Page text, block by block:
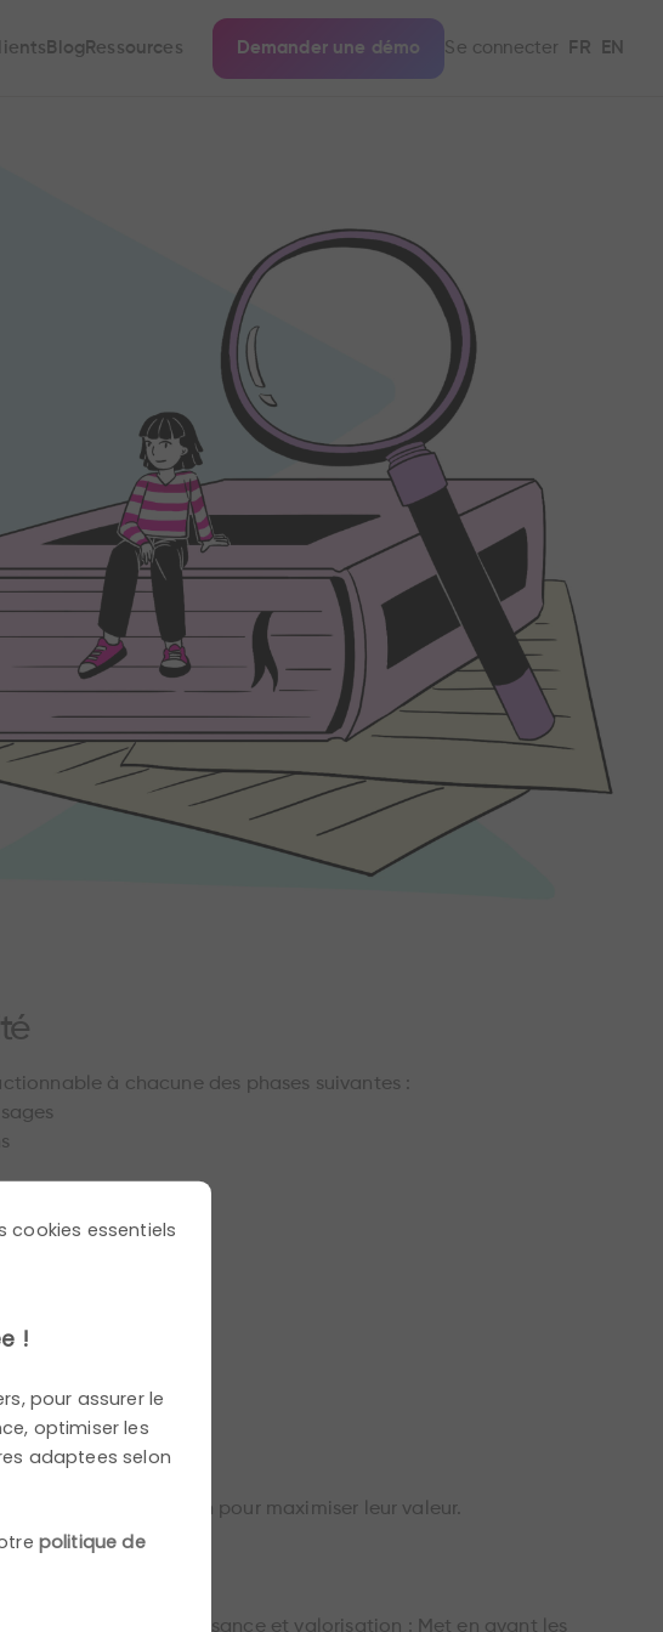
Blog Ressources Demander une démo Se connecter FR EN
à chacune des phases suivantes :
axes d’amélioration pour maximiser leur valeur.
Reconnaissance et valorisation : Met en avant les
cookies essentiels
!
pour assurer le
optimiser les
adaptees selon
politique de